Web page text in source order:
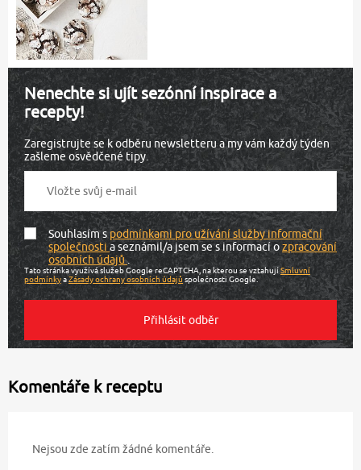
Nenechte si ujít sezónní inspirace a
recepty!
Zaregistrujte se k odběru newsletteru a my vám každý týden
zašleme osvědčené tipy.
Souhlasím spodmínkami pro užívání služby informační
společnostia seznámil/a jsem se s informací ozpracování
osobních údajů.
Tato stránka využívá služeb Google reCAPTCHA, na kterou se vztahujíSmluvní
podmínkyaZásady ochrany osobních údajůspolečnosti Google.
Komentáře k receptu
Nejsou zde zatím žádné komentáře.